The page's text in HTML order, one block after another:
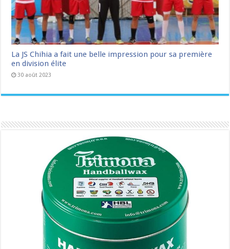
La JS Chihia a fait une belle impression pour sa première
en division élite
30 août 2023